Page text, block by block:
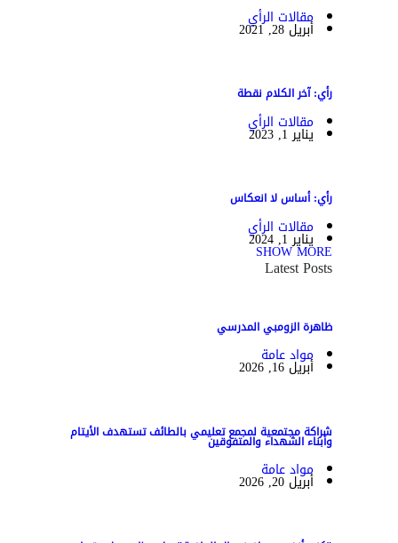
مقالات الرأي
أبريل 28, 2021
رأي: آخر الكلام نقطة
مقالات الرأي
يناير 1, 2023
رأي: أساس لا انعكاس
مقالات الرأي
يناير 1, 2024
SHOW MORE
Latest Posts
ظاهرة الزومبي المدرسي
مواد عامة
أبريل 16, 2026
شراكة مجتمعية لمجمع تعليمي بالطائف تستهدف الأيتام
وأبناء الشهداء والمتفوقين
مواد عامة
أبريل 20, 2026